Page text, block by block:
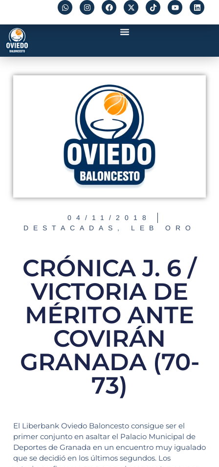
04/11/2018
DESTACADAS , LEB ORO
CRÓNICA J. 6 /
VICTORIA DE
MÉRITO ANTE
COVIRÁN
GRANADA (70-
73)
El Liberbank Oviedo Baloncesto consigue ser el
primer conjunto en asaltar el Palacio Municipal de
Deportes de Granada en un encuentro muy igualado
que se decidió en los últimos segundos. Los